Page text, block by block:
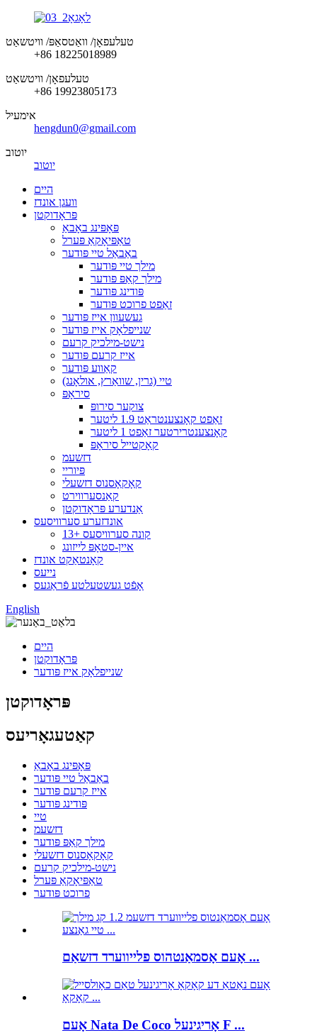
טעלעפאָן/ וואַטסאַפּ/ וויטשאַט
+86 18225018989
טעלעפאָן/ וויטשאַט
+86 19923805173
אימעיל
hengdun0@gmail.com
יוטוב
יוטוב
היים
וועגן אונדז
פּראָדוקטן
פּאָפּינג באָבאַ
טאַפּיאָקאַ פּערל
באַבאַל טיי פּודער
מילך טיי פּודער
מילך קאַפּ פּודער
פּודינג פּודער
זאַפט פרוכט פּודער
געשעוון אייז פּודער
שנייפלאָק אייז פּודער
נישט-מילכיק קרעם
אייז קרעם פּודער
קאַווע פּודער
טיי (גרין, שוואַרץ, אולאָנג)
סיראָפּ
צוקער סירופּ
זאַפט קאָנצענטראַט 1.9 ליטער
קאָנצענטרירטער זאַפט 1 ליטער
קאָקטייל סיראָפּ
דזשעמ
פּיוריי
קאָקאָסנוס דזשעלי
קאַנסערווירט
אַנדערע פּראָדוקטן
אונדזערע סערוויסעס
13+ קונה סערוויסעס
איין-סטאָפּ לייזונג
קאָנטאַקט אונדז
נייעס
אָפֿט געשטעלטע פֿראַגעס
English
היים
פּראָדוקטן
שנייפלאָק אייז פּודער
פּראָדוקטן
קאַטעגאָריעס
פּאָפּינג באָבאַ
באַבאַל טיי פּודער
אייז קרעם פּודער
פּודינג פּודער
טיי
דזשעמ
מילך קאַפּ פּודער
קאָקאָסנוס דזשעלי
נישט-מילכיק קרעם
טאַפּיאָקאַ פּערל
פרוכט פּודער
אָעם אָסמאַנטהוס פלייווערד דזשאַם ...
אָעם Nata De Coco אָריגינעל F ...